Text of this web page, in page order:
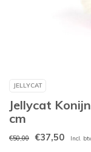
JELLYCAT
Jellycat
cm
€50,00 €37,50 Incl.